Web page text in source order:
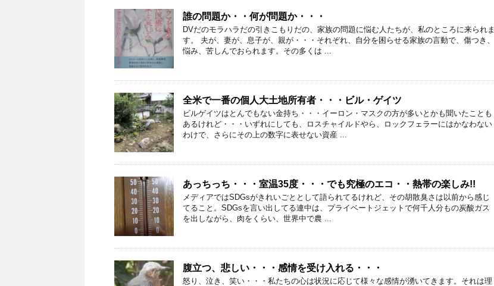
誰の問題か・・何が問題か・・・
DVだのモラハラだの引きこもりだの、家族の問題に悩む人たちが、私のところに来られま
す。 夫が、妻が、息子が、親が・・・それぞれ、自分を困らせる家族の言動で、傷つき、
悩み、苦しんでおられます。その多くは ...
全米で一番の個人大土地所有者・・・ビル・ゲイツ
ビルゲイツはとんでもない金持ち・・・イーロン・マスクの方が多いとかも聞いたことも
あるけれど・・・いずれにしても、ロスチャイルドやら、ロックフェラーにはかなわない
わけで、さらにその上の数字に表せない資産 ...
あっちっち・・・室温35度・・・でも究極のエコ・・熱帯の楽しみ!!
メディアではSDGsがきれいごととして語られてるけれど、その胡散臭さは以前から感じ
てること。SDGsを言い出してる連中は、プライベートジェットで何千人分もの炭酸ガス
を出しながら、肉をくらい、世界中で農 ...
腹立つ、悲しい・・・感情を受け入れる・・・
怒り、泣き、笑い・・・私たちの心は状況に応じて様々な感情が湧いてきます。それは理